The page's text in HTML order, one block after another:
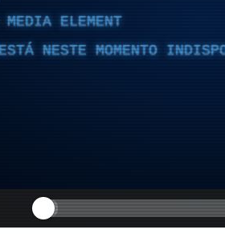
MEDIA ELEMENT
NESTE MOMENTO